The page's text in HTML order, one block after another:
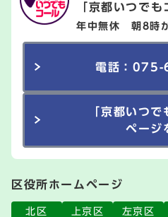
「京都いつでも
年中無休 朝8時
電話：
「京都いつ
ページ
区役所ホームページ
北区 上京区 左京区